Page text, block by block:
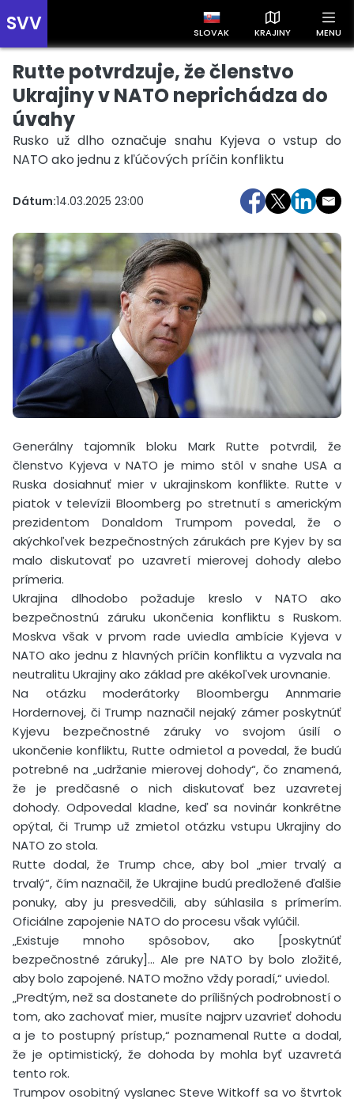
SVV SLOVAK KRAJINY MENU
Prehľad správ podľa krajín
Zobrazte si správy rozdelené podľa krajín a získajte rýchly
prehľad o dianí vo svete.
Rutte potvrdzuje, že členstvo
Ukrajiny v NATO neprichádza do
úvahy
Rusko už dlho označuje snahu Kyjeva o vstup do
NATO ako jednu z kľúčových príčin konfliktu
Dátum:14.03.2025 23:00
Generálny tajomník bloku Mark Rutte potvrdil, že
členstvo Kyjeva v NATO je mimo stôl v snahe USA a
Ruska dosiahnuť mier v ukrajinskom konflikte. Rutte v
piatok v televízii Bloomberg po stretnutí s americkým
prezidentom Donaldom Trumpom povedal, že o
akýchkoľvek bezpečnostných zárukách pre Kyjev by sa
malo diskutovať po uzavretí mierovej dohody alebo
prímeria.
Ukrajina dlhodobo požaduje kreslo v NATO ako
bezpečnostnú záruku ukončenia konfliktu s Ruskom.
Moskva však v prvom rade uviedla ambície Kyjeva v
NATO ako jednu z hlavných príčin konfliktu a vyzvala na
neutralitu Ukrajiny ako základ pre akékoľvek urovnanie.
Na otázku moderátorky Bloombergu Annmarie
Hordernovej, či Trump naznačil nejaký zámer poskytnúť
Kyjevu bezpečnostné záruky vo svojom úsilí o
ukončenie konfliktu, Rutte odmietol a povedal, že budú
potrebné na „udržanie mierovej dohody“, čo znamená,
že je predčasné o nich diskutovať bez uzavretej
dohody. Odpovedal kladne, keď sa novinár konkrétne
opýtal, či Trump už zmietol otázku vstupu Ukrajiny do
NATO zo stola.
Rutte dodal, že Trump chce, aby bol „mier trvalý a
trvalý“, čím naznačil, že Ukrajine budú predložené ďalšie
ponuky, aby ju presvedčili, aby súhlasila s prímerím.
Oficiálne zapojenie NATO do procesu však vylúčil.
„Existuje mnoho spôsobov, ako [poskytnúť
bezpečnostné záruky]… Ale pre NATO by bolo zložité,
aby bolo zapojené. NATO možno vždy poradí,“ uviedol.
„Predtým, než sa dostanete do prílišných podrobností o
tom, ako zachovať mier, musíte najprv uzavrieť dohodu
a je to postupný prístup,“ poznamenal Rutte a dodal,
že je optimistický, že dohoda by mohla byť uzavretá
tento rok.
Trumpov osobitný vyslanec Steve Witkoff sa vo štvrtok